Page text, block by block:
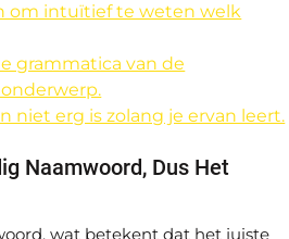
om intuïtief te weten welk
grammatica van de
niet erg is zolang je ervan leert.
Naamwoord, Dus Het
wat betekent dat het juiste